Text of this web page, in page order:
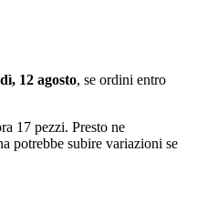
12 agosto, se ordini entro
17 pezzi. Presto ne
potrebbe subire variazioni se